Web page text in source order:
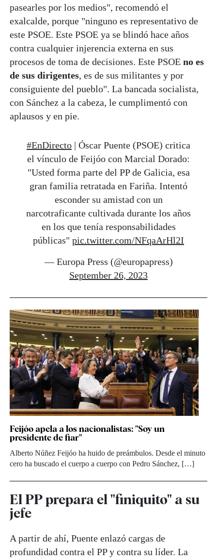
pasearles por los medios", recomendó el
exalcalde, porque "ninguno es representativo de
este PSOE. Este PSOE ya se blindó hace años
contra cualquier injerencia externa en sus
procesos de toma de decisiones. Este PSOE no es
de sus dirigentes, es de sus militantes y por
consiguiente del pueblo". La bancada socialista,
con Sánchez a la cabeza, le cumplimentó con
aplausos y en pie.
#EnDirecto | Óscar Puente (PSOE) critica
el vínculo de Feijóo con Marcial Dorado:
"Usted forma parte del PP de Galicia, esa
gran familia retratada en Fariña. Intentó
esconder su amistad con un
narcotraficante cultivada durante los años
en los que tenía responsabilidades
públicas" pic.twitter.com/NFqaArHl2I
— Europa Press (@europapress)
September 26, 2023
Feijóo apela a los nacionalistas: "Soy un
presidente de fiar"
Alberto Núñez Feijóo ha huido de preámbulos. Desde el minuto
cero ha buscado el cuerpo a cuerpo con Pedro Sánchez, […]
El PP prepara el "finiquito" a su
jefe
A partir de ahí, Puente enlazó cargas de
profundidad contra el PP y contra su líder. La